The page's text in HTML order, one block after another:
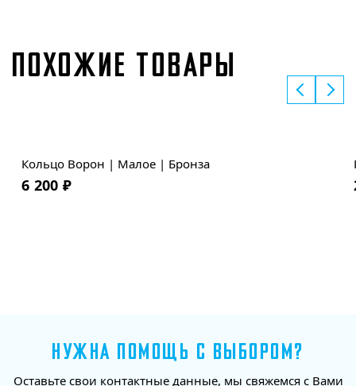
ПОХОЖИЕ ТОВАРЫ
Кольцо Ворон | Малое | Бронза
6 200 ₽
НУЖНА ПОМОЩЬ С ВЫБОРОМ?
Оставьте свои контактные данные, мы свяжемся с Вами